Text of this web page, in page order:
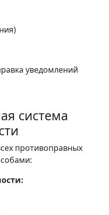
уведомлений
система
противоправных